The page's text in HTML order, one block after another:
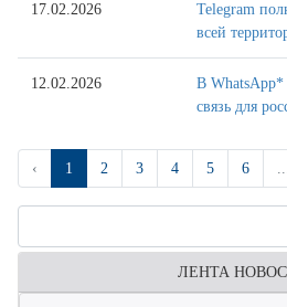
17.02.2026
Telegram
всей
12.02.2026
В WhatsApp*
связь для
‹ 1 2 3 4 5 6
ЛЕНТА